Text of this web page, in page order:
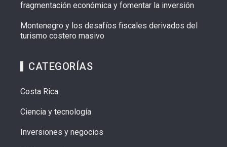
fragmentación económica y fomentar la inversión
Montenegro y los desafíos fiscales derivados del
turismo costero masivo
CATEGORÍAS
Costa Rica
Ciencia y tecnología
Inversiones y negocios